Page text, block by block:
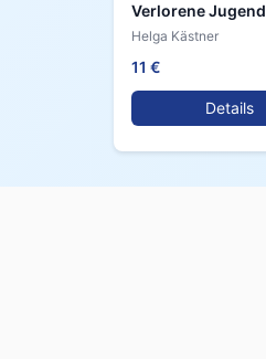
Verlorene Jugend
Helga Kästner
11 €
Details